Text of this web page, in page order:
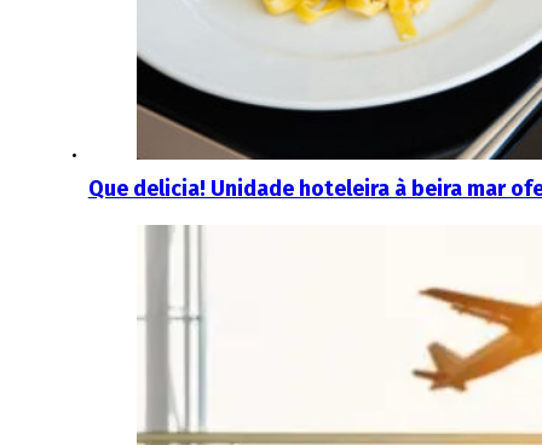
Que delicia! Unidade hoteleira à beira mar